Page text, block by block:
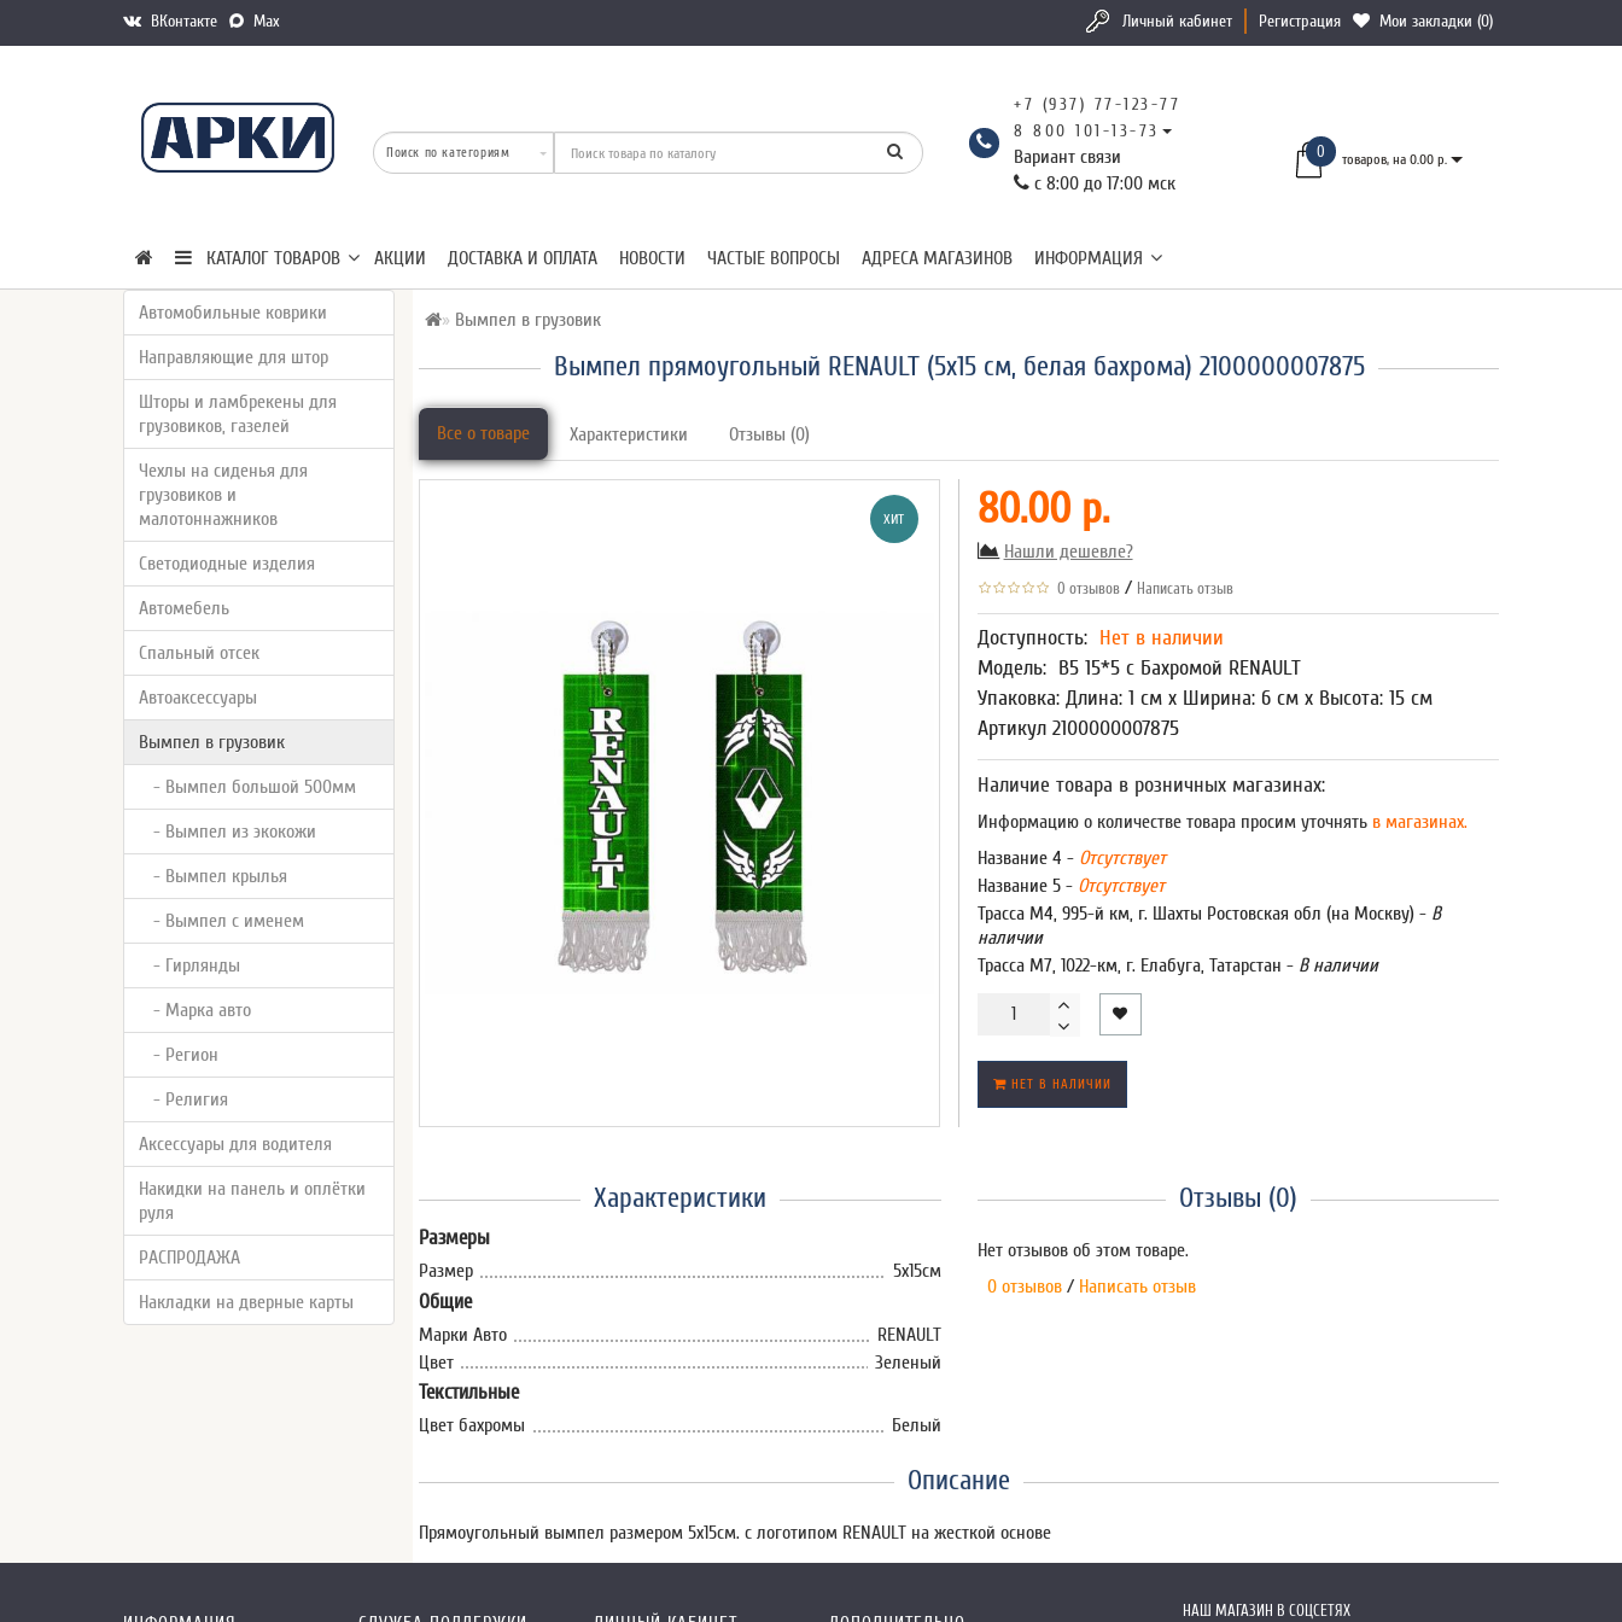
ВКонтакте Max Личный кабинет Регистрация Мои закладки (0)
+7 (937) 77-123-77
8 800 101-13-73
Вариант связи
с 8:00 до 17:00 мск
0 товаров, на 0.00 р.
КАТАЛОГ ТОВАРОВ АКЦИИ ДОСТАВКА И ОПЛАТА НОВОСТИ ЧАСТЫЕ ВОПРОСЫ АДРЕСА МАГАЗИНОВ ИНФОРМАЦИЯ
Автомобильные коврики
Направляющие для штор
Шторы и ламбрекены для
грузовиков, газелей
Чехлы на сиденья для
грузовиков и
малотоннажников
Светодиодные изделия
Автомебель
Спальный отсек
Автоаксессуары
Вымпел в грузовик
- Вымпел большой 500мм
- Вымпел из экокожи
- Вымпел крылья
- Вымпел с именем
- Гирлянды
- Марка авто
- Регион
- Религия
Аксессуары для водителя
Накидки на панель и оплётки
руля
РАСПРОДАЖА
Накладки на дверные карты
Вымпел в грузовик
Вымпел прямоугольный RENAULT (5х15 см, белая бахрома) 2100000007875
Все о товаре Характеристики Отзывы (0)
ХИТ 80.00 р.
Нашли дешевле?
0 отзывов / Написать отзыв
Доступность: Нет в наличии
Модель: В5 15*5 с Бахромой RENAULT
Упаковка: Длина: 1 см x Ширина: 6 см x Высота: 15 см
Артикул 2100000007875
Наличие товара в розничных магазинах:
Информацию о количестве товара просим уточнятьв магазинах.
Название 4 - Отсутствует
Название 5 - Отсутствует
Трасса М4, 995-й км, г. Шахты Ростовская обл (на Москву) - В
наличии
Трасса М7, 1022-км, г. Елабуга, Татарстан - В наличии
НЕТ В НАЛИЧИИ
Характеристики
Размеры
Размер 5х15см
Общие
Марки Авто
RENAULT
Цвет
Зеленый
Текстильные
Цвет бахромы Белый
Отзывы (0)
Нет отзывов об этом товаре.
0 отзывов / Написать отзыв
Описание
Прямоугольный вымпел размером 5х15см. с логотипом RENAULT на жесткой основе
НАШ МАГАЗИН В СОЦСЕТЯХ